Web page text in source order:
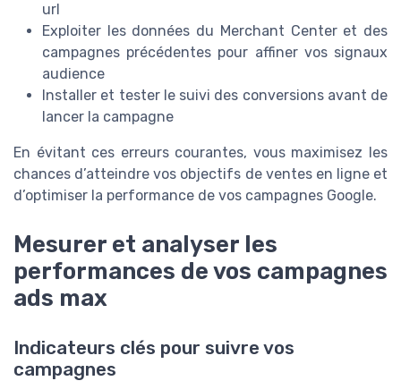
url
Exploiter les données du Merchant Center et des
campagnes précédentes pour affiner vos signaux
audience
Installer et tester le suivi des conversions avant de
lancer la campagne
En évitant ces erreurs courantes, vous maximisez les
chances d’atteindre vos objectifs de ventes en ligne et
d’optimiser la performance de vos campagnes Google.
Mesurer et analyser les
performances de vos campagnes
ads max
Indicateurs clés pour suivre vos
campagnes